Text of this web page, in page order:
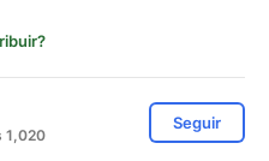
1,020
Seguir